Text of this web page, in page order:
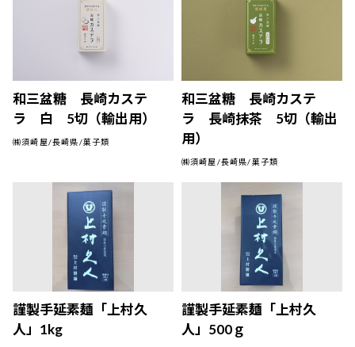
和三盆糖 長崎カステ
ラ 白 5切（輸出用）
㈱須崎屋/長崎県/菓子類
和三盆糖 長崎カステ
ラ 長崎抹茶 5切（輸出
用）
㈱須崎屋/長崎県/菓子類
謹製手延素麺「上村久
人」1kg
謹製手延素麺「上村久
人」500ｇ